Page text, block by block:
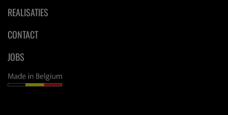
REALISATIES
CONTACT
JOBS